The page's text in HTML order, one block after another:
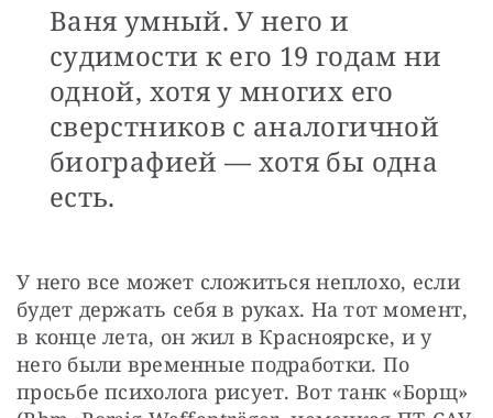
Ваня умный. У него и
судимости к его 19 годам ни
одной, хотя у многих его
сверстников с аналогичной
биографией — хотя бы одна
есть.
У него все может сложиться неплохо, если
будет держать себя в руках. На тот момент,
в конце лета, он жил в Красноярске, и у
него были временные подработки. По
просьбе психолога рисует. Вот танк «Борщ»